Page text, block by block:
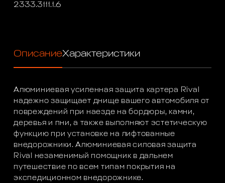
2333.3111.1.6
ОписаниеХарактеристики
Алюминиевая усиленная защита картера Rival
надежно защищает днище вашего автомобиля от
повреждений при наезде на бордюры, камни,
деревья и пни, а также выполняют эстетическую
функцию при установке на лифтованные
внедорожники. Алюминиевая силовая защита
Rival незаменимый помощник в дальнем
путешествие по всем типам покрытия на
экспедиционном внедорожнике.